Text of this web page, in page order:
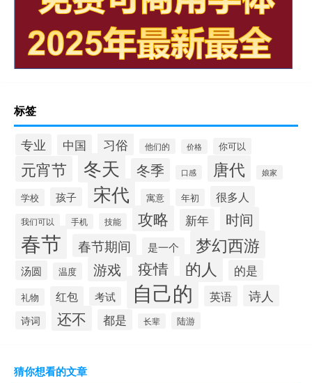
标签
专业 中国 习俗 他们的 价格 你可以
元宵节 冬天 冬季 口感 唐代 娘家
学校 孩子 宋代 寓意 年初 很多人
我们可以 手机 技能 攻略 新年 时间
春节 春节期间 是一个 梦幻西游
汤圆 温度 游戏 疫情 的人 的是
礼物 红包 考试 自己的 英语 诗人
诗词 还不 都是 长辈 陆游
猜你想看的文章